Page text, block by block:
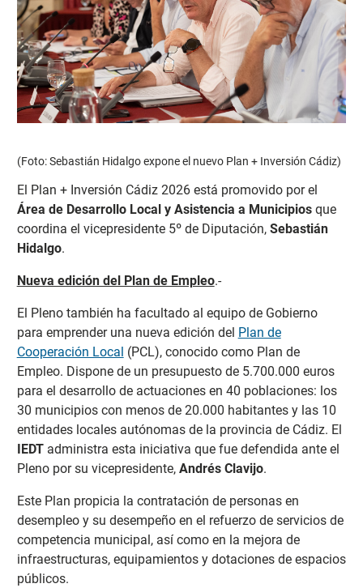
(Foto: Sebastián Hidalgo expone el nuevo Plan + Inversión Cádiz)
El Plan + Inversión Cádiz 2026 está promovido por el
Área de Desarrollo Local y Asistencia a Municipiosque
coordina el vicepresidente 5º de Diputación, Sebastián
Hidalgo.
Nueva edición del Plan de Empleo.-
El Pleno también ha facultado al equipo de Gobierno
para emprender una nueva edición del Plan de
Cooperación Local (PCL), conocido como Plan de
Empleo. Dispone de un presupuesto de 5.700.000 euros
para el desarrollo de actuaciones en 40 poblaciones: los
30 municipios con menos de 20.000 habitantes y las 10
entidades locales autónomas de la provincia de Cádiz. El
IEDT administra esta iniciativa que fue defendida ante el
Pleno por su vicepresidente, Andrés Clavijo.
Este Plan propicia la contratación de personas en
desempleo y su desempeño en el refuerzo de servicios de
competencia municipal, así como en la mejora de
infraestructuras, equipamientos y dotaciones de espacios
públicos.